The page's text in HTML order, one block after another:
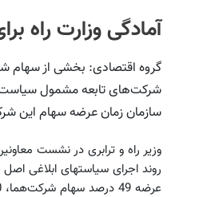
آمادگی وزارت راه
گروه اقتصادی: بخشی از سهام
سازمان زمان عرضه سهام این
وزیر راه و ترابری در نشست